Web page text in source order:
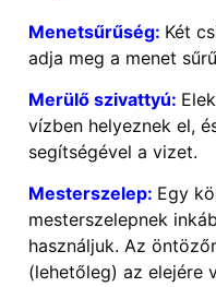
Menetsűrűség: Két
adja meg a menet
Merülő szivattyú:
vízben helyeznek el,
segítségével a vizet.
Mesterszelep: Egy
mesterszelepnek
használjuk. Az
(lehetőleg) az elejére